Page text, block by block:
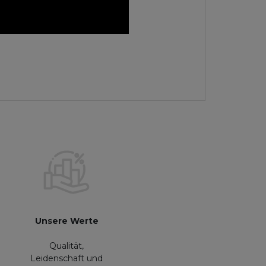
Unsere Werte
Qualität,
Leidenschaft und